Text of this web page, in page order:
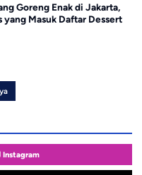
Goreng Enak di Jakarta,
yang Masuk Daftar Dessert
Instagram